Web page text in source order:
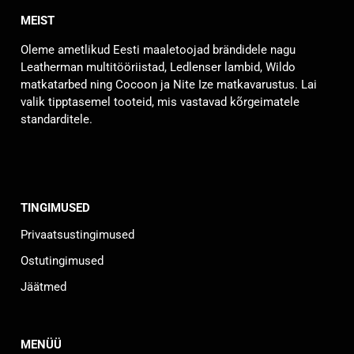
Valikuid
teha
tootelehel.
MEIST
Oleme ametlikud Eesti maaletoojad brändidele nagu
Leatherman multitööriistad, Ledlenser lambid, Wildo
matkatarbed ning Cocoon ja Nite Ize matkavarustus. Lai
valik tipptasemel tooteid, mis vastavad kõrgeimatele
standarditele.
TINGIMUSED
Privaatsustingimused
Ostutingimused
Jäätmed
MENÜÜ